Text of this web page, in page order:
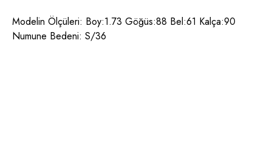
Modelin Ölçüleri: Boy:1.73 Göğüs:88 Bel:61 Kalça:90
Numune Bedeni: S/36